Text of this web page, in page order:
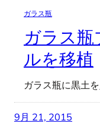
ガラス瓶
ガラス
ルを移植
ガラス瓶に黒土
9月 21, 2015